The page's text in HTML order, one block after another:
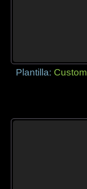
Plantilla: Custom